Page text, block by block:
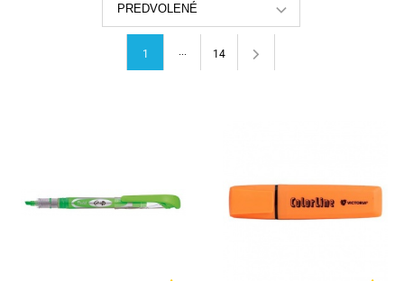
PREDVOLENÉ
1 14